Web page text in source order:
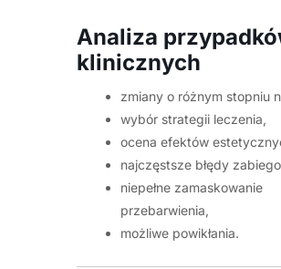
Analiza
klinicznych
zmiany o różnym stopniu
wybór strategii leczenia,
ocena efektów
najczęstsze błędy
niepełne zamaskowanie
przebarwienia,
możliwe powikłania.